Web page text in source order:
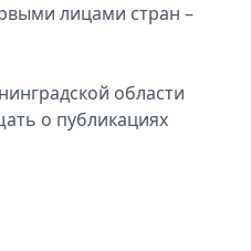
лицами стран –
области
о публикациях